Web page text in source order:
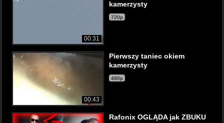
00:31
kamerzysty
720p
00:43
Pierwszy taniec okiem
kamerzysty
480p
Rafonix OGLĄDA jak ZBUKU